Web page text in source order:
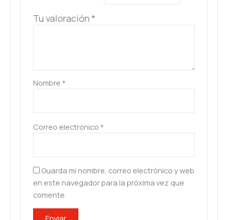
Tu valoración*
Nombre *
Correo electrónico *
Guarda mi nombre, correo electrónico y web
en este navegador para la próxima vez que
comente.